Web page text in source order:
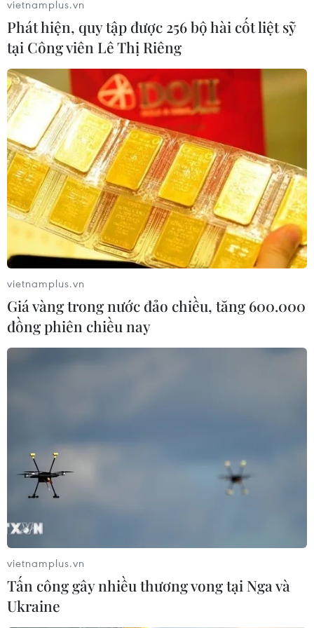
#chuyển đổi số
#NQ 57
#Đại hội XIV Hội Phụ nữ Việt Nam
Theo dõi VietnamPlus
NGHỊ QUYẾT 57 VỀ ĐỘT PHÁ PHÁT TRIỂN KHCN
Phát triển hạ tầng dữ liệu địa điểm nhằm xây
dựng nền kinh tế số hiệu quả
Ngoại giao khoa học công nghệ: Đưa mạng
lưới khoa học quốc tế thành nguồn lực phát
triển
xây dựng niềm tin số thời thương mại điện tử
vietnamplus.vn
Phát hiện, quy tập được 256 bộ hài cốt liệt sỹ
tại Công viên Lê Thị Riêng
vietnamplus.vn
Giá vàng trong nước đảo chiều, tăng 600.000
đồng phiên chiều nay
vietnamplus.vn
Tấn công gây nhiều thương vong tại Nga và
Ukraine